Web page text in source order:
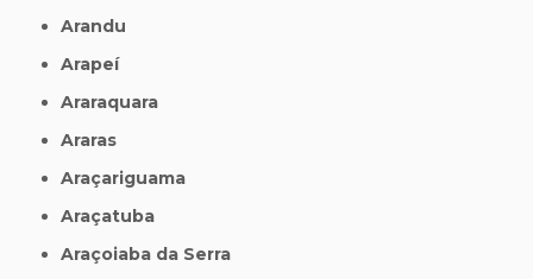
Arandu
Arapeí
Araraquara
Araras
Araçariguama
Araçatuba
Araçoiaba da Serra